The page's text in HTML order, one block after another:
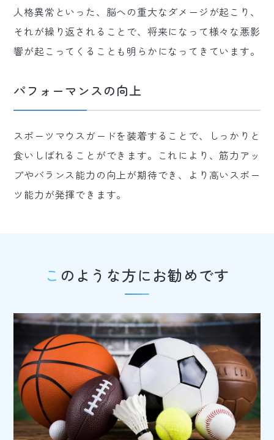
人格異常といった、脳への重大なダメージが起こり、
それが繰り返されることで、将来になって様々な悪影
響が起こってくることも明らかになってきています。
パフォーマンスの向上
スポーツマウスガードを装着することで、しっかりと
食いしばれることができます。これにより、筋力アッ
プやバランス能力の向上が期待でき、より高いスポー
ツ能力が発揮できます。
このような方にお勧めです